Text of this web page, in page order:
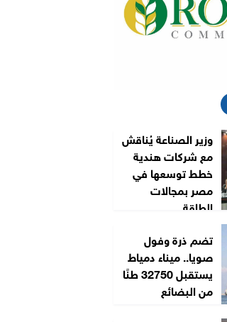
وزير الصناعة يُناقش
مع شركات هندية
خطط توسعها في
مصر بمجالات
الطاقة...
تضم ذرة وفول
صويا.. ميناء دمياط
يستقبل 32750 طنًا
من البضائع